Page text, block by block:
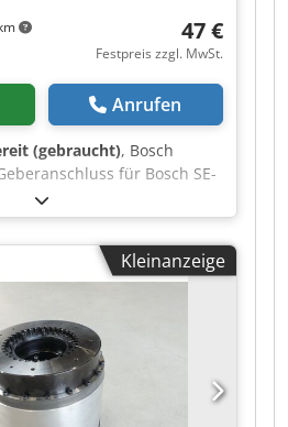
47 €
Festpreis zzgl. MwSt.
Anrufen
(gebraucht), Bosch
für Bosch SE-
/ Drehgeber ERN 221.2133-
guter Erhaltungszustand,
Lieferumfang gem. Fotos
Kleinanzeige